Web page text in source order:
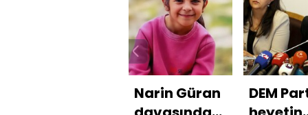
Narin Güran
DEM